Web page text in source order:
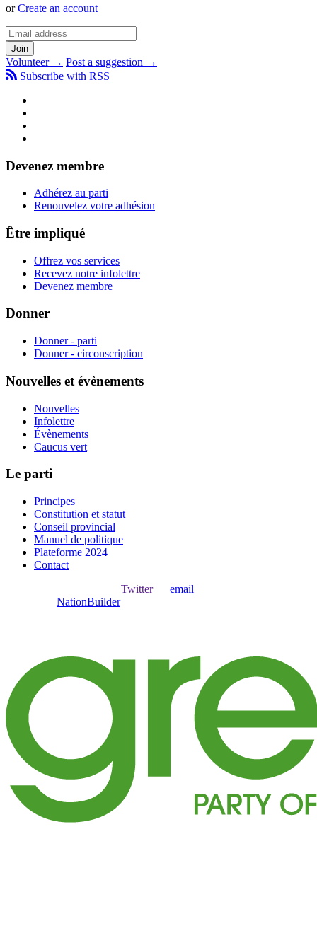
orCreate an account
Volunteer → Post a suggestion →
Subscribe with RSS
Devenez membre
Adhérez au parti
Renouvelez votre adhésion
Être impliqué
Offrez vos services
Recevez notre infolettre
Devenez membre
Donner
Donner - parti
Donner - circonscription
Nouvelles et évènements
Nouvelles
Infolettre
Évènements
Caucus vert
Le parti
Principes
Constitution et statut
Conseil provincial
Manuel de politique
Plateforme 2024
Contact
Twitterou email
NationBuilder